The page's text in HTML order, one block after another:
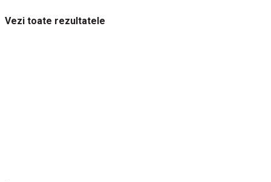
Vezi toate rezultatele